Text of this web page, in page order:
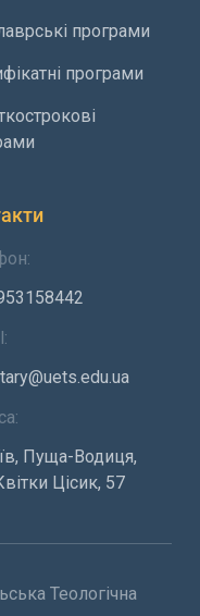
програми
програми
Пуща-Водиця,
Цісик, 57
Теологічна